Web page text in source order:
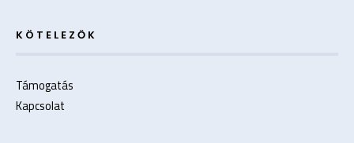
KÖTELEZŐK
Támogatás
Kapcsolat